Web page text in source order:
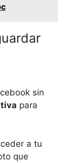
sin
para
a tu
que